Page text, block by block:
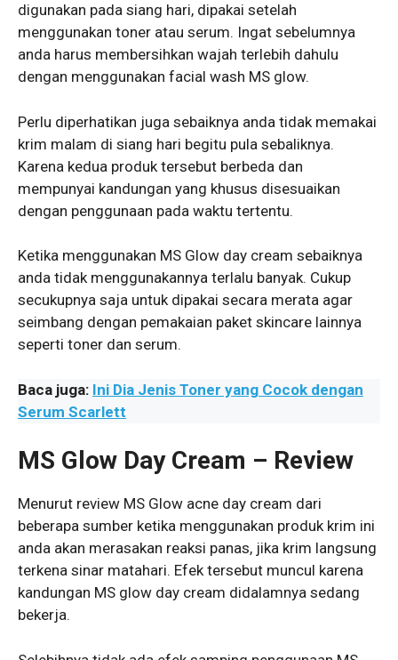
digunakan pada siang hari, dipakai setelah
menggunakan toner atau serum. Ingat sebelumnya
anda harus membersihkan wajah terlebih dahulu
dengan menggunakan facial wash MS glow.
Perlu diperhatikan juga sebaiknya anda tidak memakai
krim malam di siang hari begitu pula sebaliknya.
Karena kedua produk tersebut berbeda dan
mempunyai kandungan yang khusus disesuaikan
dengan penggunaan pada waktu tertentu.
Ketika menggunakan MS Glow day cream sebaiknya
anda tidak menggunakannya terlalu banyak. Cukup
secukupnya saja untuk dipakai secara merata agar
seimbang dengan pemakaian paket skincare lainnya
seperti toner dan serum.
Baca juga: Ini Dia Jenis Toner yang Cocok dengan
Serum Scarlett
MS Glow Day Cream – Review
Menurut review MS Glow acne day cream dari
beberapa sumber ketika menggunakan produk krim ini
anda akan merasakan reaksi panas, jika krim langsung
terkena sinar matahari. Efek tersebut muncul karena
kandungan MS glow day cream didalamnya sedang
bekerja.